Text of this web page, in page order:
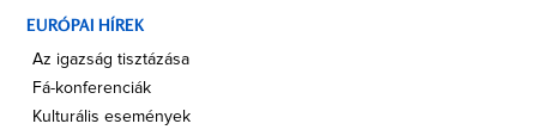
EURÓPAI HÍREK
Az igazság tisztázása
Fá-konferenciák
Kulturális események